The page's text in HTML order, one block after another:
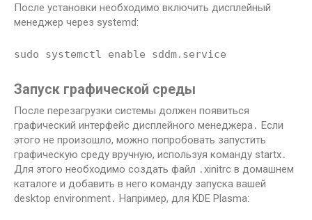
После установки необходимо включить дисплейный
менеджер через systemd:
sudo systemctl enable sddm․service
Запуск графической среды
После перезагрузки системы должен появиться
графический интерфейс дисплейного менеджера․ Если
этого не произошло, можно попробовать запустить
графическую среду вручную, используя команду startx․
Для этого необходимо создать файл ․xinitrc в домашнем
каталоге и добавить в него команду запуска вашей
desktop environment․ Например, для KDE Plasma: